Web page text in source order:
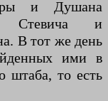
и Душана
Стевича и
В тот же день
ими в
штаба, то есть